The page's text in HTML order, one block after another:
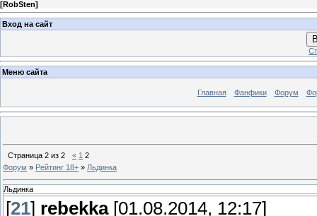
[RobSten]
Вход на сайт
Меню сайта
Главная Фанфики Форум
Страница 2 из 2 « 1 2
Форум » Рейтинг 18+ » Льдинка
Льдинка
[21] rebekka[01.08.2014, 12:17]